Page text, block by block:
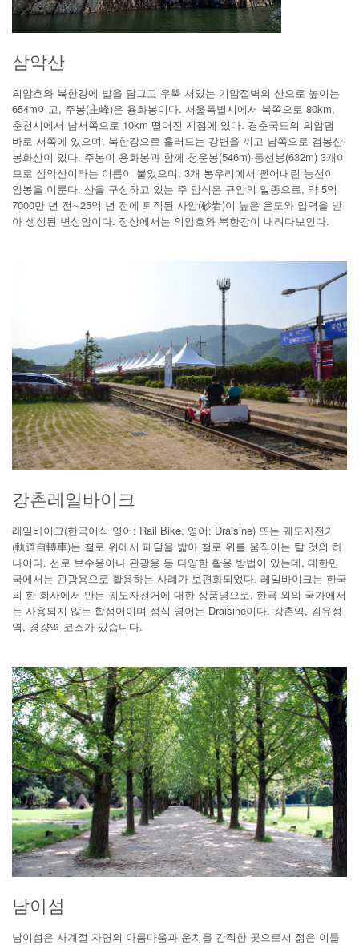
삼악산
의암호와 북한강에 발을 담그고 우뚝 서있는 기암절벽의 산으로 높이는
654m이고, 주봉(主峰)은 용화봉이다. 서울특별시에서 북쪽으로 80km,
춘천시에서 남서쪽으로 10km 떨어진 지점에 있다. 경춘국도의 의암댐
바로 서쪽에 있으며, 북한강으로 흘러드는 강변을 끼고 남쪽으로 검봉산·
봉화산이 있다. 주봉이 용화봉과 함께 청운봉(546m)·등선봉(632m) 3개이
므로 삼악산이라는 이름이 붙었으며, 3개 봉우리에서 뻗어내린 능선이
암봉을 이룬다. 산을 구성하고 있는 주 암석은 규암의 일종으로, 약 5억
7000만 년 전∼25억 년 전에 퇴적된 사암(砂岩)이 높은 온도와 압력을 받
아 생성된 변성암이다. 정상에서는 의암호와 북한강이 내려다보인다.
강촌레일바이크
레일바이크(한국어식 영어: Rail Bike, 영어: Draisine) 또는 궤도자전거
(軌道自轉車)는 철로 위에서 페달을 밟아 철로 위를 움직이는 탈 것의 하
나이다. 선로 보수용이나 관광용 등 다양한 활용 방법이 있는데, 대한민
국에서는 관광용으로 활용하는 사례가 보편화되었다. 레일바이크는 한국
의 한 회사에서 만든 궤도자전거에 대한 상품명으로, 한국 외의 국가에서
는 사용되지 않는 합성어이며 정식 영어는 Draisine이다. 강촌역, 김유정
역, 경걍역 코스가 있습니다.
남이섬
남이섬은 사계절 자연의 아름다움과 운치를 간직한 곳으로서 젊은 이들